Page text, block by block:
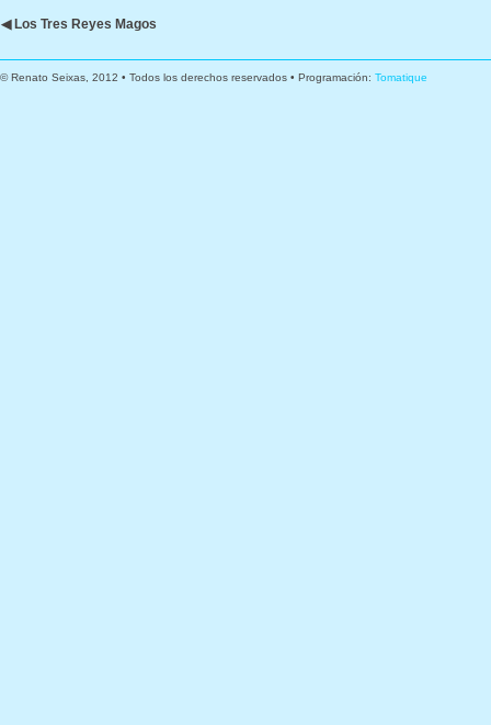
◀ Los Tres Reyes Magos
© Renato Seixas, 2012 • Todos los derechos reservados • Programación: Tomatique